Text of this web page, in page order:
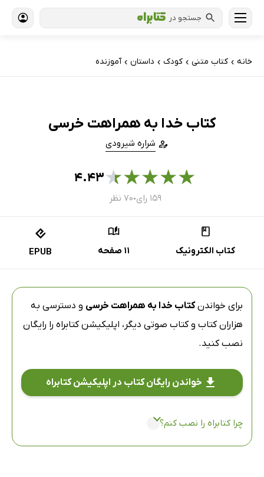
جستجو در
خانه › کتاب‌ متنی › کودک › داستان › آموزنده
کتاب خدا به همراهت خرسی
شراره شیرودی
★
★
★
★
★۴.۴۳
۱۵۹ رای ● ۷۰ نظر
کتاب الکترونیک 11 صفحه EPUB
برای خواندنکتاب خدا به همراهت خرسی و دسترسی به
هزاران کتاب و کتاب صوتی دیگر، اپلیکیشن کتابراه را رایگان
نصب کنید.
خواندن رایگان کتاب در اپلیکیشن کتابراه
چرا کتابراه را نصب کنم؟